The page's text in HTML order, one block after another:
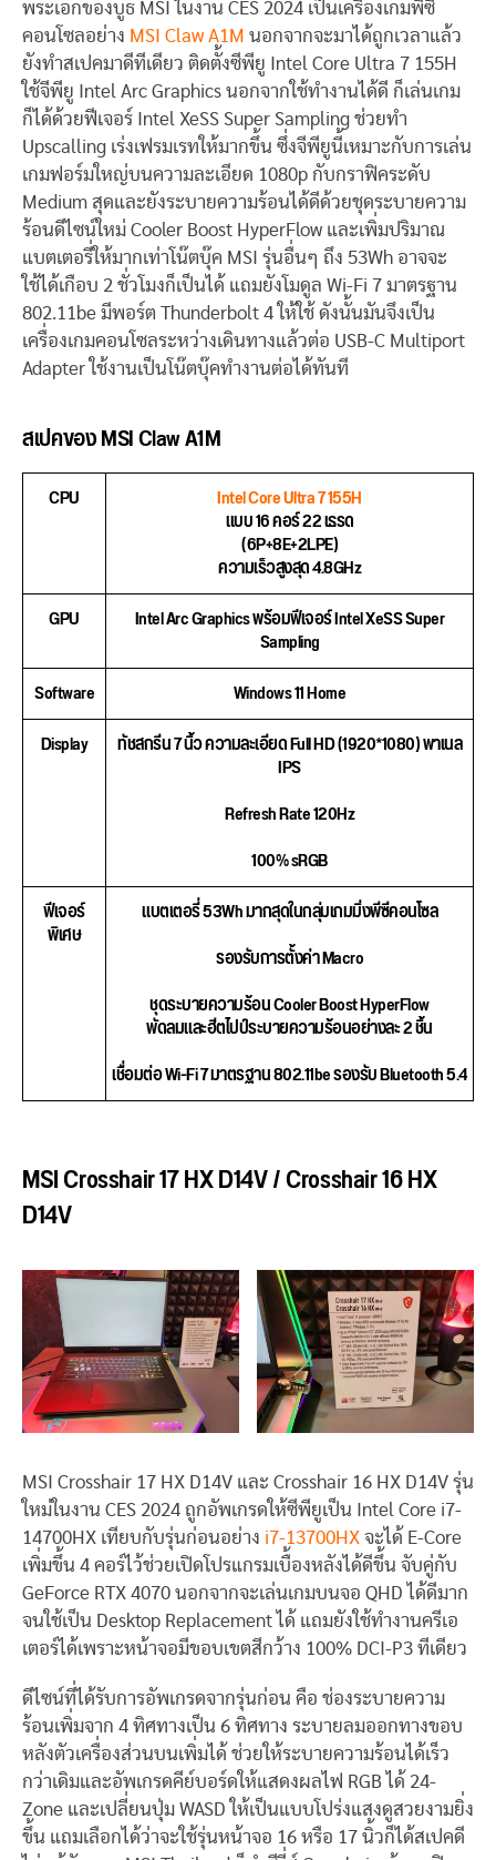
พระเอกของบูธ MSI ในงาน CES 2024 เป็นเครื่องเกมพีซี
คอนโซลอย่าง MSI Claw A1M นอกจากจะมาได้ถูกเวลาแล้ว
ยังทำสเปคมาดีทีเดียว ติดตั้งซีพียู Intel Core Ultra 7 155H
ใช้จีพียู Intel Arc Graphics นอกจากใช้ทำงานได้ดี ก็เล่นเกม
ก็ได้ด้วยฟีเจอร์ Intel XeSS Super Sampling ช่วยทำ
Upscalling เร่งเฟรมเรทให้มากขึ้น ซึ่งจีพียูนี้เหมาะกับการเล่น
เกมฟอร์มใหญ่บนความละเอียด 1080p กับกราฟิคระดับ
Medium สุดและยังระบายความร้อนได้ดีด้วยชุดระบายความ
ร้อนดีไซน์ใหม่ Cooler Boost HyperFlow และเพิ่มปริมาณ
แบตเตอรี่ให้มากเท่าโน๊ตบุ๊ค MSI รุ่นอื่นๆ ถึง 53Wh อาจจะ
ใช้ได้เกือบ 2 ชั่วโมงก็เป็นได้ แถมยังโมดูล Wi-Fi 7 มาตรฐาน
802.11be มีพอร์ต Thunderbolt 4 ให้ใช้ ดังนั้นมันจึงเป็น
เครื่องเกมคอนโซลระหว่างเดินทางแล้วต่อ USB-C Multiport
Adapter ใช้งานเป็นโน๊ตบุ๊คทำงานต่อได้ทันที
สเปคของ MSI Claw A1M
CPU Intel Core Ultra 7 155H
แบบ 16 คอร์ 22 เธรด
(6P+8E+2LPE)
ความเร็วสูงสุด 4.8GHz
GPU
Intel Arc Graphics พร้อมฟีเจอร์ Intel XeSS Super
Sampling
Software
Windows 11 Home
Display
ทัชสกรีน 7 นิ้ว ความละเอียด Full HD (1920*1080) พาเนล
IPS
Refresh Rate 120Hz
100% sRGB
ฟีเจอร์
พิเศษ
แบตเตอรี่ 53Wh มากสุดในกลุ่มเกมมิ่งพีซีคอนโซล
รองรับการตั้งค่า Macro
ชุดระบายความร้อน Cooler Boost HyperFlow
พัดลมและฮีตไปป์ระบายความร้อนอย่างละ 2 ชิ้น
เชื่อมต่อ Wi-Fi 7 มาตรฐาน 802.11be รองรับ Bluetooth 5.4
MSI Crosshair 17 HX D14V / Crosshair 16 HX
D14V
MSI Crosshair 17 HX D14V และ Crosshair 16 HX D14V รุ่น
ใหม่ในงาน CES 2024 ถูกอัพเกรดให้ซีพียูเป็น Intel Core i7-
14700HX เทียบกับรุ่นก่อนอย่าง i7-13700HX จะได้ E-Core
เพิ่มขึ้น 4 คอร์ไว้ช่วยเปิดโปรแกรมเบื้องหลังได้ดีขึ้น จับคู่กับ
GeForce RTX 4070 นอกจากจะเล่นเกมบนจอ QHD ได้ดีมาก
จนใช้เป็น Desktop Replacement ได้ แถมยังใช้ทำงานครีเอ
เตอร์ได้เพราะหน้าจอมีขอบเขตสีกว้าง 100% DCI-P3 ทีเดียว
ดีไซน์ที่ได้รับการอัพเกรดจากรุ่นก่อน คือ ช่องระบายความ
ร้อนเพิ่มจาก 4 ทิศทางเป็น 6 ทิศทาง ระบายลมออกทางขอบ
หลังตัวเครื่องส่วนบนเพิ่มได้ ช่วยให้ระบายความร้อนได้เร็ว
กว่าเดิมและอัพเกรดคีย์บอร์ดให้แสดงผลไฟ RGB ได้ 24-
Zone และเปลี่ยนปุ่ม WASD ให้เป็นแบบโปร่งแสงดูสวยงามยิ่ง
ขึ้น แถมเลือกได้ว่าจะใช้รุ่นหน้าจอ 16 หรือ 17 นิ้วก็ได้สเปคดี